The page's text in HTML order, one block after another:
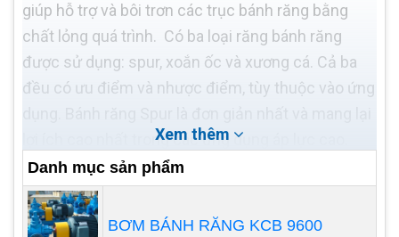
giúp hỗ trợ và bôi trơn các trục bánh răng bằng
chất lỏng quá trình. Có ba loại răng bánh răng
được sử dụng: spur, xoắn ốc và xương cá. Cả ba
đều có ưu điểm và nhược điểm, tùy thuộc vào ứng
lợi ích cao nhất trong các ứng dụng áp lực cao.
Chúng không tạo ra lực đẩy dọc trục và chuyển
chất lỏng hiệu quả từ phía hút sang phía xả.
Xem thêm
Danh mục sản phẩm
BƠM BÁNH RĂNG KCB 9600